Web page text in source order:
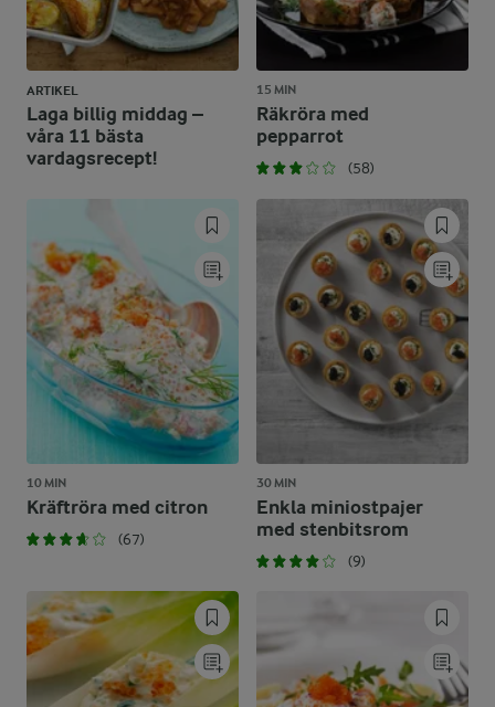
ARTIKEL
Laga billig middag –
våra 11 bästa
vardagsrecept!
15 MIN
Räkröra med
pepparrot
(58)
10 MIN
Kräftröra med citron
(67)
30 MIN
Enkla miniostpajer
med stenbitsrom
(9)